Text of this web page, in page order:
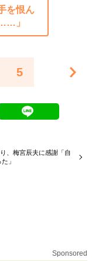
を恨ん
」
5
、梅宮辰夫に感謝「自
」
Sponsored